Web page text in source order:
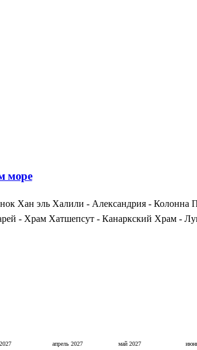
море
Хан эль Халили - Александрия - Колонна
- Храм Хатшепсут - Канаркский Храм -
2027 апрель 2027 май 2027